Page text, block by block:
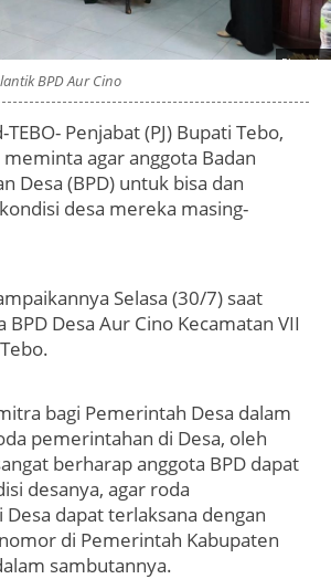
Photo by
BPD Aur Cino
Penjabat (PJ) Bupati Tebo,
agar anggota Badan
Desa (BPD) untuk bisa dan
desa mereka masing-
Selasa (30/7) saat
Desa Aur Cino Kecamatan VII
bagi Pemerintah Desa dalam
pemerintahan di Desa, oleh
berharap anggota BPD dapat
desanya, agar roda
dapat terlaksana dengan
di Pemerintah Kabupaten
sambutannya.